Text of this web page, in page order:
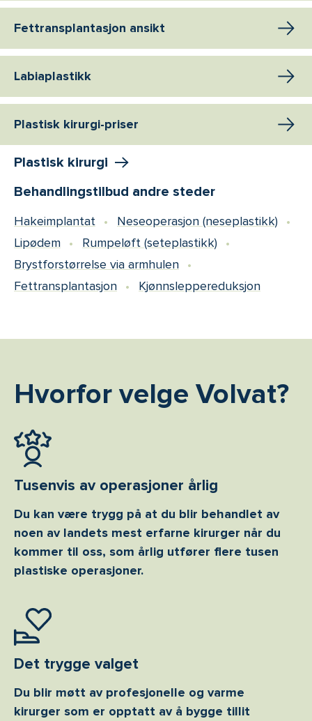
Fettransplantasjon ansikt
Labiaplastikk
Plastisk kirurgi-priser
Plastisk kirurgi
Behandlingstilbud andre steder
Hakeimplantat
Neseoperasjon (neseplastikk)
Lipødem
Rumpeløft (seteplastikk)
Brystforstørrelse via armhulen
Fettransplantasjon
Kjønnsleppereduksjon
Hvorfor velge Volvat?
Tusenvis av operasjoner årlig
Du kan være trygg på at du blir behandlet av
noen av landets mest erfarne kirurger når du
kommer til oss, som årlig utfører flere tusen
plastiske operasjoner.
Det trygge valget
Du blir møtt av profesjonelle og varme
kirurger som er opptatt av å bygge tillit